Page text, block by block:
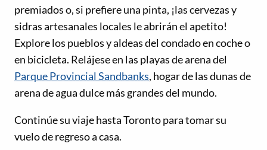
premiados o, si prefiere una pinta, ¡las cervezas y
sidras artesanales locales le abrirán el apetito!
Explore los pueblos y aldeas del condado en coche o
en bicicleta. Relájese en las playas de arena del
Parque Provincial Sandbanks, hogar de las dunas de
arena de agua dulce más grandes del mundo.
Continúe su viaje hasta Toronto para tomar su
vuelo de regreso a casa.